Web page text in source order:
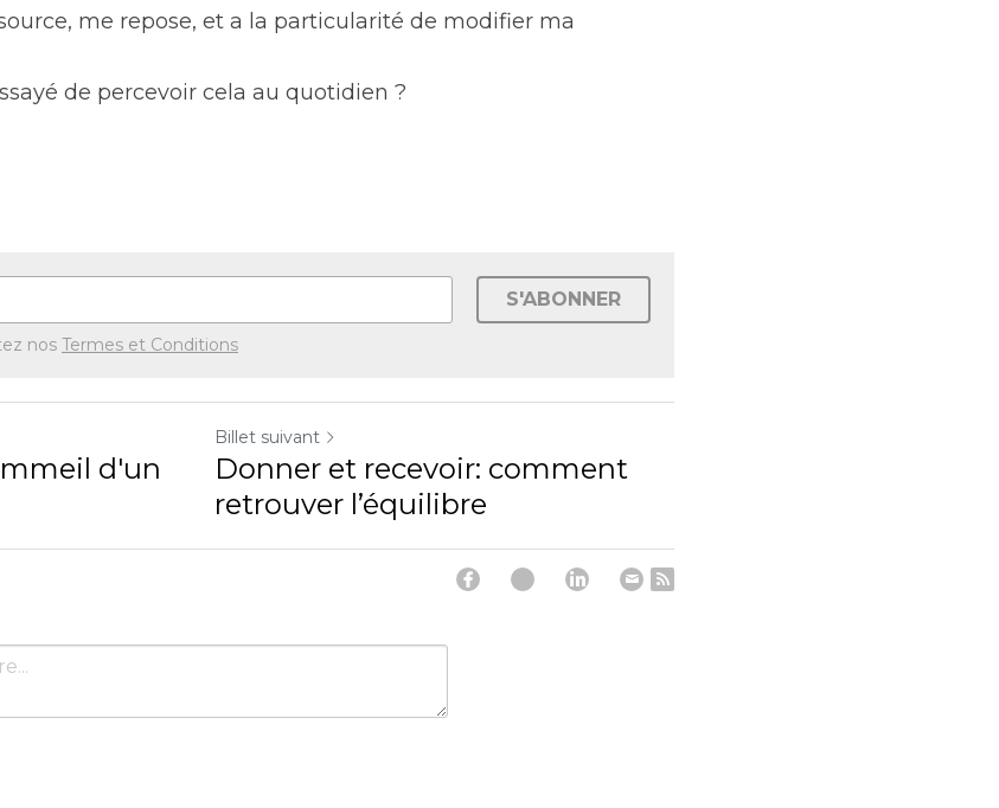
me repose, et a la particularité de modifier ma
de percevoir cela au quotidien ?
S'ABONNER
nos Termes et Conditions
d'un
Billet suivant
Donner et recevoir: comment
retrouver l’équilibre